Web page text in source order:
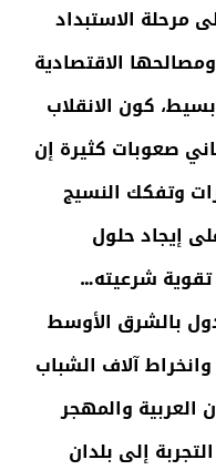
مرحلة الاستبداد
الاقتصادية
كون الانقلاب
صعوبات كثيرة إن
وتفكك النسيج
إيجاد حلول
تقوية شرعيته…
بالشرق الأوسط
آلاف الشباب
والمهجر
إلى بلدان